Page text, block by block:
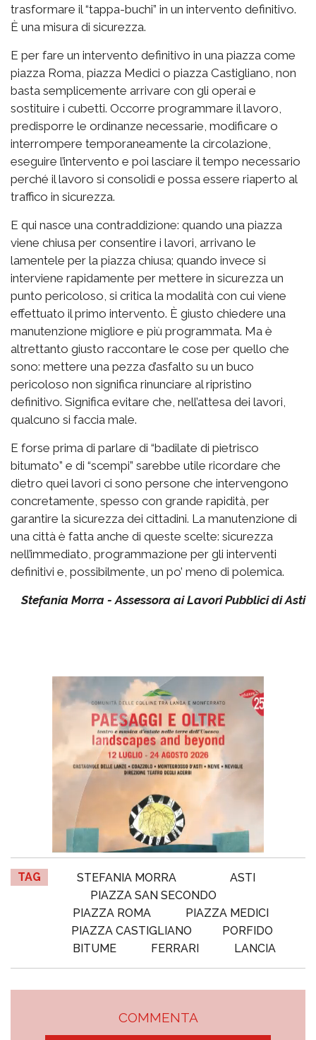
trasformare il “tappa-buchi” in un intervento definitivo.
È una misura di sicurezza.
E per fare un intervento definitivo in una piazza come
piazza Roma, piazza Medici o piazza Castigliano, non
basta semplicemente arrivare con gli operai e
sostituire i cubetti. Occorre programmare il lavoro,
predisporre le ordinanze necessarie, modificare o
interrompere temporaneamente la circolazione,
eseguire l’intervento e poi lasciare il tempo necessario
perché il lavoro si consolidi e possa essere riaperto al
traffico in sicurezza.
E qui nasce una contraddizione: quando una piazza
viene chiusa per consentire i lavori, arrivano le
lamentele per la piazza chiusa; quando invece si
interviene rapidamente per mettere in sicurezza un
punto pericoloso, si critica la modalità con cui viene
effettuato il primo intervento. È giusto chiedere una
manutenzione migliore e più programmata. Ma è
altrettanto giusto raccontare le cose per quello che
sono: mettere una pezza d’asfalto su un buco
pericoloso non significa rinunciare al ripristino
definitivo. Significa evitare che, nell’attesa dei lavori,
qualcuno si faccia male.
E forse prima di parlare di “badilate di pietrisco
bitumato” e di “scempi” sarebbe utile ricordare che
dietro quei lavori ci sono persone che intervengono
concretamente, spesso con grande rapidità, per
garantire la sicurezza dei cittadini. La manutenzione di
una città è fatta anche di queste scelte: sicurezza
nell’immediato, programmazione per gli interventi
definitivi e, possibilmente, un po’ meno di polemica.
Stefania Morra - Assessora ai Lavori Pubblici di Asti
TAG STEFANIA MORRA
ASTI
PIAZZA SAN SECONDO
PIAZZA ROMA
PIAZZA MEDICI
PIAZZA CASTIGLIANO
PORFIDO
BITUME
FERRARI LANCIA
COMMENTA